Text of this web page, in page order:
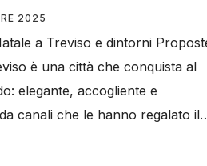
2025
a Treviso e dintorni
è una città che conquista al
elegante, accogliente e
canali che le hanno regalato